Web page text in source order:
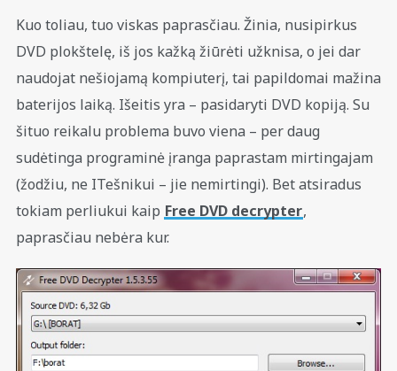
Kuo toliau, tuo viskas paprasčiau. Žinia, nusipirkus
DVD plokštelę, iš jos kažką žiūrėti užknisa, o jei dar
naudojat nešiojamą kompiuterį, tai papildomai mažina
baterijos laiką. Išeitis yra – pasidaryti DVD kopiją. Su
šituo reikalu problema buvo viena – per daug
sudėtinga programinė įranga paprastam mirtingajam
(žodžiu, ne ITešnikui – jie nemirtingi). Bet atsiradus
tokiam perliukui kaip Free DVD decrypter,
paprasčiau nebėra kur.